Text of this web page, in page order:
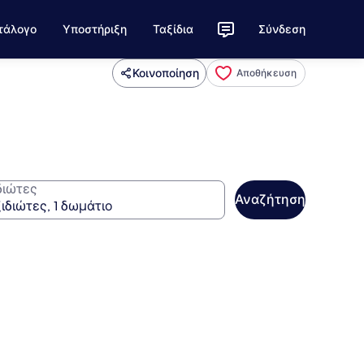
Υποστήριξη Ταξίδια Σύνδεση
Κοινοποίηση Αποθήκευση
Αναζήτηση